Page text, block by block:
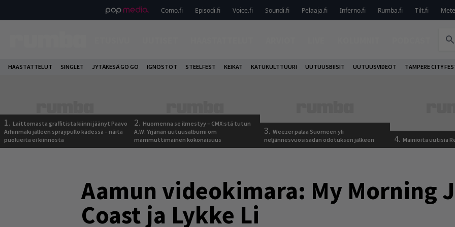
Como.fi Episodi.fi Voice.fi Soundi.fi Pelaaja.fi Inferno.fi Rumba.fi Tilt.fi
HAASTATTELUT SINGLET JYTÄKESÄ GO GO IGNOSTOT STEELFEST KEIKAT KATUKULTTUURI UUTUUSBIISIT UUTUUSVIDEOT TAMPERE CITY
1. Laittomasta graffitista kiinni jäänyt Paavo
Arhinmäki jälleen spraypullo kädessä – näitä
puolueita ei kiinnosta
2. Huomenna se ilmestyy – CMX:stä tutun
A.W. Yrjänän uutuusalbumi om
mammuttimainen kokonaisuus
3. Weezer palaa Suomeen yli
neljännesvuosisadan odotuksen jälkeen
4. Mainioita uutisia
Aamun videokimara: My Morning
Coast ja Lykke Li